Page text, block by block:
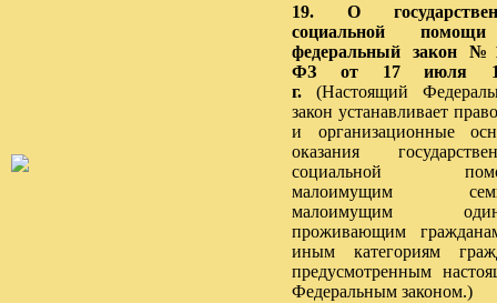
19. О
социальной
федеральный закон
ФЗ от 17 июля
г. (Настоящий
закон устанавливает
и организационные
оказания
социальной
малоимущим
малоимущим
проживающим
иным категориям
предусмотренным
Федеральным законом.)